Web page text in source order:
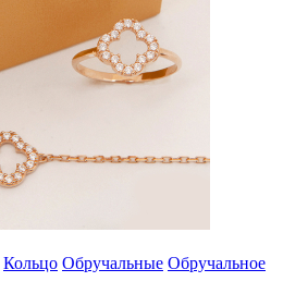
Кольцо Обручальные Обручальное